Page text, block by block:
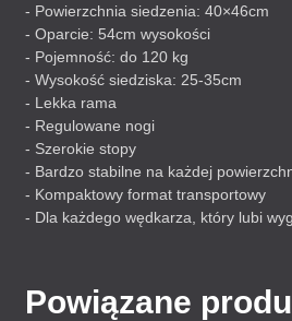
- Powierzchnia siedzenia: 40×46cm
- Oparcie: 54cm wysokości
- Pojemność: do 120 kg
- Wysokość siedziska: 25-35cm
- Lekka rama
- Regulowane nogi
- Szerokie stopy
- Bardzo stabilne na każdej
- Kompaktowy format transportowy
- Dla każdego wędkarza, który lubi
Powiązane